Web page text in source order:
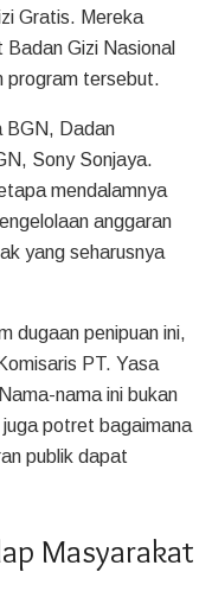
Gratis. Mereka
Gizi Nasional
program tersebut.
BGN, Dadan
Sony Sonjaya.
mendalamnya
anggaran
yang seharusnya
dugaan penipuan ini,
PT. Yasa
nama ini bukan
juga potret bagaimana
publik dapat
Masyarakat